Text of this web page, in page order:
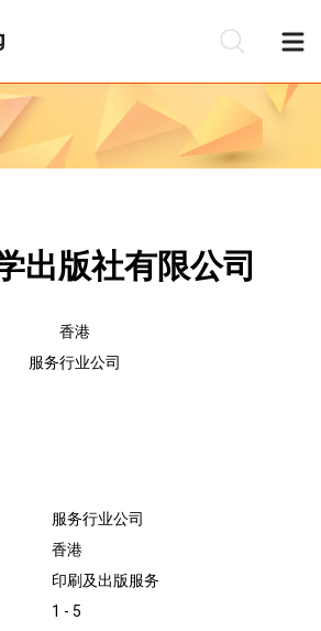
出版社有限公司
香港
服务行业公司
服务行业公司
香港
印刷及出版服务
1 - 5